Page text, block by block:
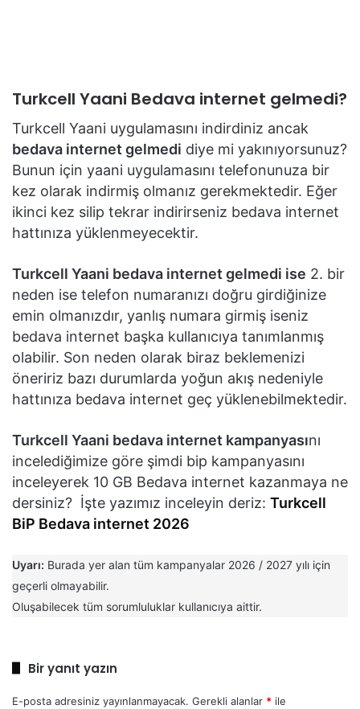
Turkcell Yaani Bedava internet gelmedi?
Turkcell Yaani uygulamasını indirdiniz ancak
bedava internet gelmedi diye mi yakınıyorsunuz?
Bunun için yaani uygulamasını telefonunuza bir
kez olarak indirmiş olmanız gerekmektedir. Eğer
ikinci kez silip tekrar indirirseniz bedava internet
hattınıza yüklenmeyecektir.
Turkcell Yaani bedava internet gelmedi ise 2. bir
neden ise telefon numaranızı doğru girdiğinize
emin olmanızdır, yanlış numara girmiş iseniz
bedava internet başka kullanıcıya tanımlanmış
olabilir. Son neden olarak biraz beklemenizi
öneririz bazı durumlarda yoğun akış nedeniyle
hattınıza bedava internet geç yüklenebilmektedir.
Turkcell Yaani bedava internet kampanyasını
incelediğimize göre şimdi bip kampanyasını
inceleyerek 10 GB Bedava internet kazanmaya ne
dersiniz? İşte yazımız inceleyin deriz: Turkcell
BiP Bedava internet 2026
Uyarı: Burada yer alan tüm kampanyalar 2026 / 2027 yılı için
geçerli olmayabilir.
Oluşabilecek tüm sorumluluklar kullanıcıya aittir.
Bir yanıt yazın
E-posta adresiniz yayınlanmayacak. Gerekli alanlar * ile